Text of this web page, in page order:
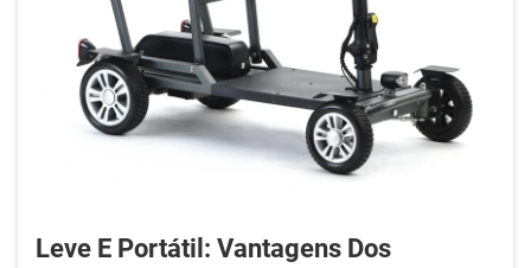
Leve E Portátil: Vantagens Dos